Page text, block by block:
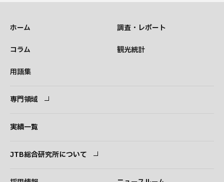
ホーム 調査・レポート
コラム 観光統計
用語集
専門領域
実績一覧
JTB総合研究所について